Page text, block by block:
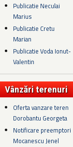
Publicatie Neculai
Marius
Publicatie Cretu
Marian
Publicatie Voda Ionut-
Valentin
Vânzări terenuri
Oferta vanzare teren
Dorobantu Georgeta
Notificare preemptori
Mocanescu Jenel